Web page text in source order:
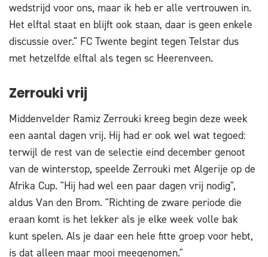
wedstrijd voor ons, maar ik heb er alle vertrouwen in.
Het elftal staat en blijft ook staan, daar is geen enkele
discussie over." FC Twente begint tegen Telstar dus
met hetzelfde elftal als tegen sc Heerenveen.
Zerrouki vrij
Middenvelder Ramiz Zerrouki kreeg begin deze week
een aantal dagen vrij. Hij had er ook wel wat tegoed:
terwijl de rest van de selectie eind december genoot
van de winterstop, speelde Zerrouki met Algerije op de
Afrika Cup. "Hij had wel een paar dagen vrij nodig",
aldus Van den Brom. "Richting de zware periode die
eraan komt is het lekker als je elke week volle bak
kunt spelen. Als je daar een hele fitte groep voor hebt,
is dat alleen maar mooi meegenomen."